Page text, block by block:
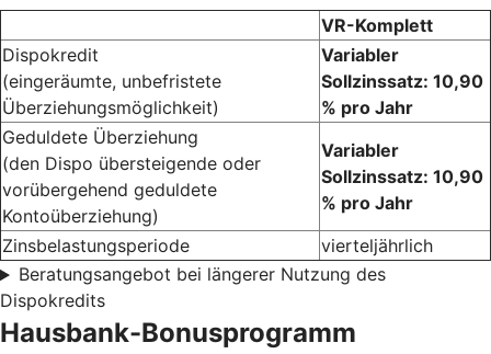
VR-Komplett
Dispokredit
(eingeräumte, unbefristete
Überziehungsmöglichkeit)
Variabler
Sollzinssatz: 10,90
% pro Jahr
Geduldete Überziehung
(den Dispo übersteigende oder
vorübergehend geduldete
Kontoüberziehung)
Variabler
Sollzinssatz: 10,90
% pro Jahr
Zinsbelastungsperiode
vierteljährlich
Beratungsangebot bei längerer Nutzung des
Dispokredits
Hausbank-Bonusprogramm